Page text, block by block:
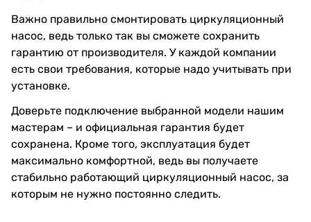
Важно правильно смонтировать циркуляционный
насос, ведь только так вы сможете сохранить
гарантию от производителя. У каждой компании
есть свои требования, которые надо учитывать при
установке.
Доверьте подключение выбранной модели нашим
мастерам – и официальная гарантия будет
сохранена. Кроме того, эксплуатация будет
максимально комфортной, ведь вы получаете
стабильно работающий циркуляционный насос, за
которым не нужно постоянно следить.